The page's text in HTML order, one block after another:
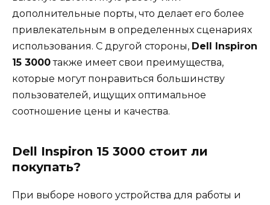
дополнительные порты, что делает его более
привлекательным в определенных сценариях
использования. С другой стороны, Dell Inspiron
15 3000также имеет свои преимущества,
которые могут понравиться большинству
пользователей, ищущих оптимальное
соотношение цены и качества.
Dell Inspiron 15 3000 стоит ли
покупать?
При выборе нового устройства для работы и